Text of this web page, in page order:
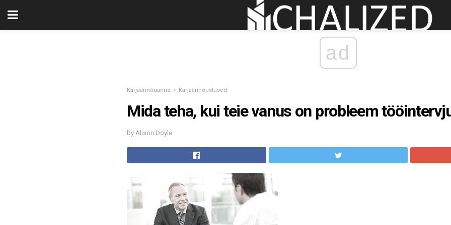
ad
Karjäärinõuanne Karjäärinõustused
Mida teha, kui teie vanus on probleem
by Alison Doyle